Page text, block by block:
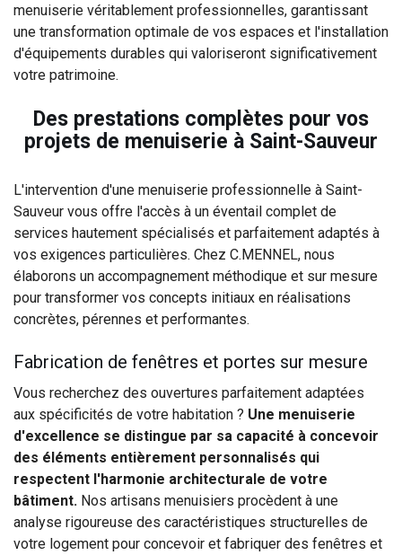
menuiserie véritablement professionnelles, garantissant
une transformation optimale de vos espaces et l'installation
d'équipements durables qui valoriseront significativement
votre patrimoine.
Des prestations complètes pour vos
projets de menuiserie à Saint-Sauveur
L'intervention d'une menuiserie professionnelle à Saint-
Sauveur vous offre l'accès à un éventail complet de
services hautement spécialisés et parfaitement adaptés à
vos exigences particulières. Chez C.MENNEL, nous
élaborons un accompagnement méthodique et sur mesure
pour transformer vos concepts initiaux en réalisations
concrètes, pérennes et performantes.
Fabrication de fenêtres et portes sur mesure
Vous recherchez des ouvertures parfaitement adaptées
aux spécificités de votre habitation ? Une menuiserie
d'excellence se distingue par sa capacité à concevoir
des éléments entièrement personnalisés qui
respectent l'harmonie architecturale de votre
bâtiment. Nos artisans menuisiers procèdent à une
analyse rigoureuse des caractéristiques structurelles de
votre logement pour concevoir et fabriquer des fenêtres et